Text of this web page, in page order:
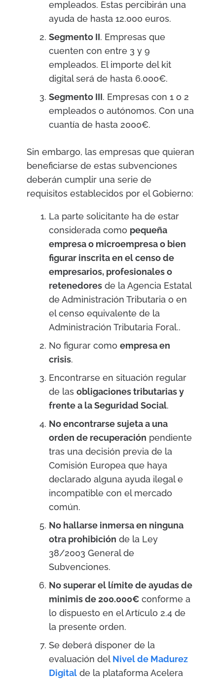
empleados. Estas percibirán una
ayuda de hasta 12.000 euros.
Segmento II. Empresas que
cuenten con entre 3 y 9
empleados. El importe del kit
digital será de hasta 6.000€.
Segmento III. Empresas con 1 o 2
empleados o autónomos. Con una
cuantía de hasta 2000€.
Sin embargo, las empresas que quieran
beneficiarse de estas subvenciones
deberán cumplir una serie de
requisitos establecidos por el Gobierno:
La parte solicitante ha de estar
considerada como pequeña
empresa o microempresa o bien
figurar inscrita en el censo de
empresarios, profesionales o
retenedores de la Agencia Estatal
de Administración Tributaria o en
el censo equivalente de la
Administración Tributaria Foral..
No figurar como empresa en
crisis.
Encontrarse en situación regular
de las obligaciones tributarias y
frente a la Seguridad Social.
No encontrarse sujeta a una
orden de recuperación pendiente
tras una decisión previa de la
Comisión Europea que haya
declarado alguna ayuda ilegal e
incompatible con el mercado
común.
No hallarse inmersa en ninguna
otra prohibición de la Ley
38/2003 General de
Subvenciones.
No superar el límite de ayudas de
minimis de 200.000€ conforme a
lo dispuesto en el Artículo 2.4 de
la presente orden.
Se deberá disponer de la
evaluación del Nivel de Madurez
Digital de la plataforma Acelera